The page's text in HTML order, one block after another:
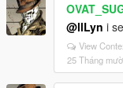
@llLyn i
View
25 Tháng